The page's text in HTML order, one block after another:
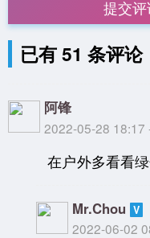
提交评
已有 51 条评论
阿锋
2022-05-28 18:17
在户外多看看
Mr.Chou
2022-06-02